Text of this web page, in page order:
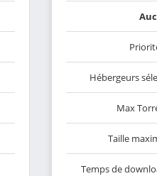
Hébergeurs
Max
Taille
Temps de